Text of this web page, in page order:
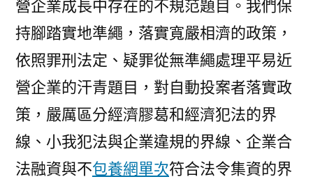
營企業成長中存在的不規范題目。我們保
持腳踏實地準繩，落實寬嚴相濟的政策，
依照罪刑法定、疑罪從無準繩處理平易近
營企業的汗青題目，對自動投案者落實政
策，嚴厲區分經濟膠葛和經濟犯法的界
線、小我犯法與企業違規的界線、企業合
法融資與不包養網單次符合法令集資的界